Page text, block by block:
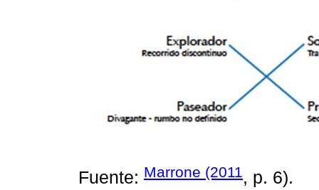
Fuente: Marrone (2011 , p. 6).